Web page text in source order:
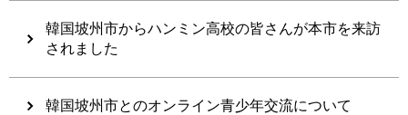
韓国坡州市からハンミン高校の皆さんが本市を来訪
されました
韓国坡州市とのオンライン青少年交流について